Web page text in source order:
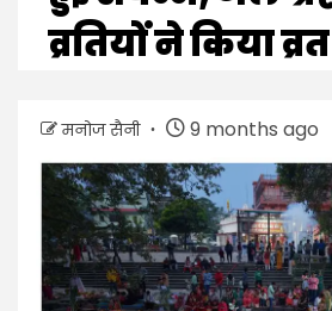
व्रतियों ने किया
मनोज सैनी 9 months ago